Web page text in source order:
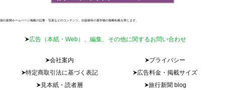
旅行新聞ホームページ掲載の記事・写真などのコンテンツ、出版物等の著作物の無断転載を禁じます。
広告（本紙・Web）、編集、その他に関するお問い合わせ
会社案内
プライバシー
特定商取引法に基づく表記
広告料金・掲載サイズ
見本紙・読者層
旅行新聞 blog